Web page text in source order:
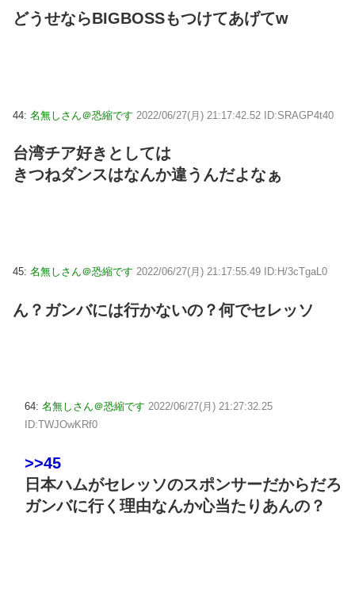
どうせならBIGBOSSもつけてあげてw
44: 名無しさん＠恐縮です 2022/06/27(月) 21:17:42.52 ID:SRAGP4t40
台湾チア好きとしては
きつねダンスはなんか違うんだよなぁ
45: 名無しさん＠恐縮です 2022/06/27(月) 21:17:55.49 ID:H/3cTgaL0
ん？ガンバには行かないの？何でセレッソ
64: 名無しさん＠恐縮です 2022/06/27(月) 21:27:32.25
ID:TWJOwKRf0
>>45
日本ハムがセレッソのスポンサーだからだろ
ガンバに行く理由なんか心当たりあんの？